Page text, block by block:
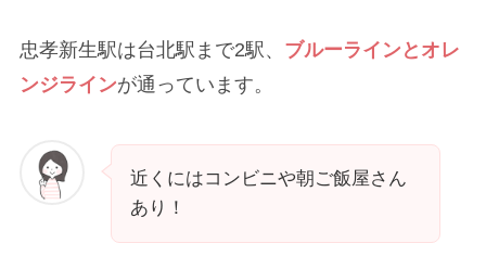
忠孝新生駅は台北駅まで2駅、 ブルーラインとオレ
ンジラインが通っています。
近くにはコンビニや朝ご飯屋さん
あり！